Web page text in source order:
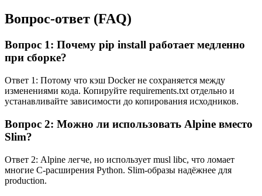
Вопрос-ответ (FAQ)
Вопрос 1: Почему pip install работает медленно
при сборке?
Ответ 1: Потому что кэш Docker не сохраняется между
изменениями кода. Копируйте requirements.txt отдельно и
устанавливайте зависимости до копирования исходников.
Вопрос 2: Можно ли использовать Alpine вместо
Slim?
Ответ 2: Alpine легче, но использует musl libc, что ломает
многие C-расширения Python. Slim-образы надёжнее для
production.